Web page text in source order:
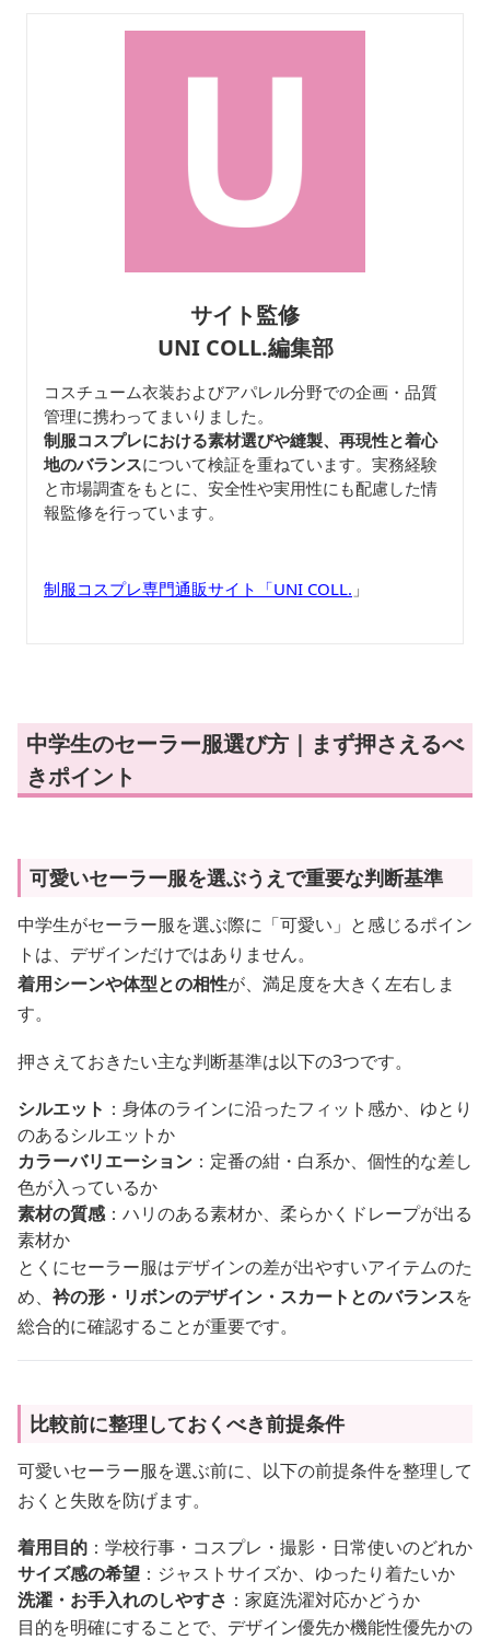
サイト監修
UNI COLL.編集部
コスチューム衣装およびアパレル分野での企画・品質
管理に携わってまいりました。
制服コスプレにおける素材選びや縫製、再現性と着心
地のバランスについて検証を重ねています。実務経験
と市場調査をもとに、安全性や実用性にも配慮した情
報監修を行っています。
制服コスプレ専門通販サイト「UNI COLL. 」
中学生のセーラー服選び方｜まず押さえるべ
きポイント
可愛いセーラー服を選ぶうえで重要な判断基準
中学生がセーラー服を選ぶ際に「可愛い」と感じるポイン
トは、デザインだけではありません。
着用シーンや体型との相性が、満足度を大きく左右しま
す。
押さえておきたい主な判断基準は以下の3つです。
シルエット ：身体のラインに沿ったフィット感か、ゆとり
のあるシルエットか
カラーバリエーション ：定番の紺・白系か、個性的な差し
色が入っているか
素材の質感：ハリのある素材か、柔らかくドレープが出る
素材か
とくにセーラー服はデザインの差が出やすいアイテムのた
め、 衿の形・リボンのデザイン・スカートとのバランスを
総合的に確認することが重要です。
比較前に整理しておくべき前提条件
可愛いセーラー服を選ぶ前に、以下の前提条件を整理して
おくと失敗を防げます。
着用目的 ：学校行事・コスプレ・撮影・日常使いのどれか
サイズ感の希望 ：ジャストサイズか、ゆったり着たいか
洗濯・お手入れのしやすさ ：家庭洗濯対応かどうか
目的を明確にすることで、デザイン優先か機能性優先かの